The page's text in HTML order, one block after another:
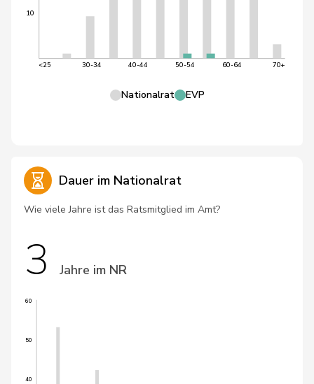
10
<25 30-34 40-44 50-54 60-64 70+
Nationalrat EVP
Dauer im Nationalrat
Wie viele Jahre ist das Ratsmitglied im Amt?
3 Jahre im NR
40
50
60